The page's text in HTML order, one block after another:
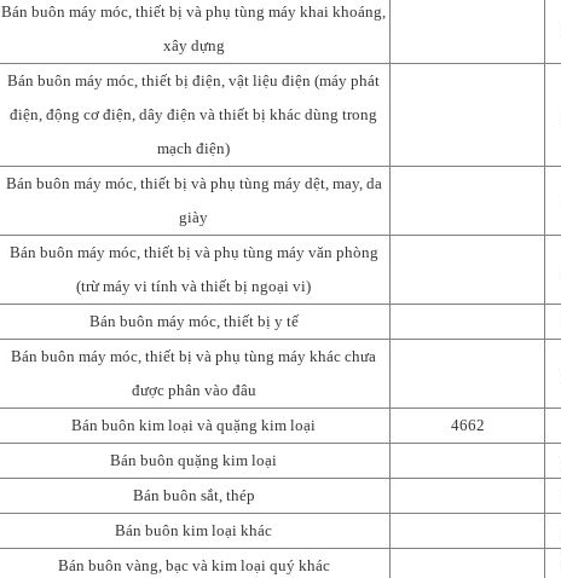
Bán buôn máy móc, thiết bị và phụ tùng máy khai khoáng,
xây dựng
Bán buôn máy móc, thiết bị điện, vật liệu điện (máy phát
điện, động cơ điện, dây điện và thiết bị khác dùng trong
mạch điện)
Bán buôn máy móc, thiết bị và phụ tùng máy dệt, may, da
giày
Bán buôn máy móc, thiết bị và phụ tùng máy văn phòng
(trừ máy vi tính và thiết bị ngoại vi)
Bán buôn máy móc, thiết bị y tế
Bán buôn máy móc, thiết bị và phụ tùng máy khác chưa
được phân vào đâu
Bán buôn kim loại và quặng kim loại
4662
Bán buôn quặng kim loại
Bán buôn sắt, thép
Bán buôn kim loại khác
Bán buôn vàng, bạc và kim loại quý khác